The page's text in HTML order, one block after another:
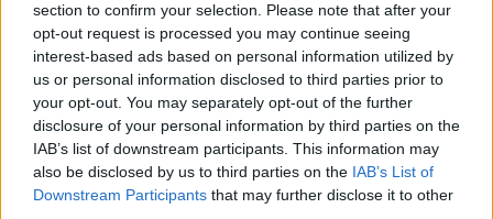
section to confirm your selection. Please note that after your
opt-out request is processed you may continue seeing
interest-based ads based on personal information utilized by
us or personal information disclosed to third parties prior to
your opt-out. You may separately opt-out of the further
disclosure of your personal information by third parties on the
IAB’s list of downstream participants. This information may
also be disclosed by us to third parties on the IAB’s List of
Downstream Participants that may further disclose it to other
Notizie in tempo reale?
Entra nel canale telegram di
GalluraOggi.it
Ricevi le nostre ultime news